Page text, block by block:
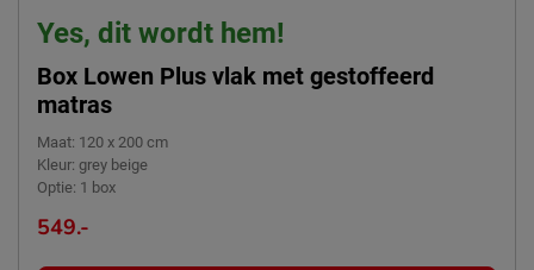
Yes, dit wordt hem!
Box Lowen Plus vlak met gestoffeerd
matras
Maat: 120 x 200 cm
Kleur: grey beige
Optie: 1 box
549.-